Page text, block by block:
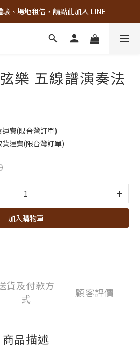
音樂教室週末假日皆有營業
、場地租借，請點此加入 LINE
進音樂教室週末假日皆有營業
樂 五線譜演奏法
費(限台灣訂單)
運費(限台灣訂單)
加入購物車
貨及付款方
式
顧客評價
商品描述